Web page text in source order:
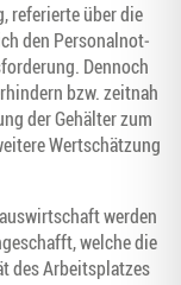
refe­rier­te über die
den Per­so­nal­not­
Den­noch
bzw. zeit­nah
der Gehäl­ter zum
Wert­schät­zung
wer­den
wel­che die
des Arbeits­plat­zes